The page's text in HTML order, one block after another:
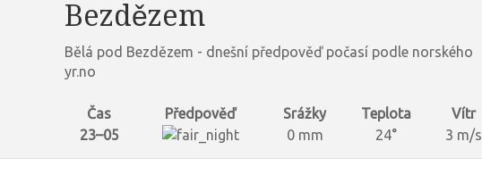
Bezdězem
Bělá pod Bezdězem - dnešní předpověď počasí podle norského
yr.no
Čas Předpověď Srážky Teplota
Vítr
23–05
0 mm 24° 3 m/s